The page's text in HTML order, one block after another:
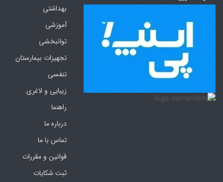
بهداشتی
آموزشی
توانبخشی
تجهیزات بیمارستان
تنفسی
زیبایی و لاغری
راهنما
درباره ما
تماس با ما
قوانین و مقررات
ثبت شکایات